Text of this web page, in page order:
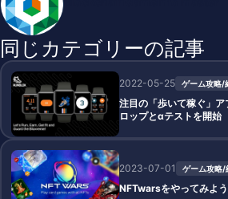
同じカテゴリーの記事
2022-05-25 ゲーム攻略/
注目の「歩いて稼ぐ」
ロップとαテストを開始
2023-07-01 ゲーム攻略/
NFTwarsをやってみよ